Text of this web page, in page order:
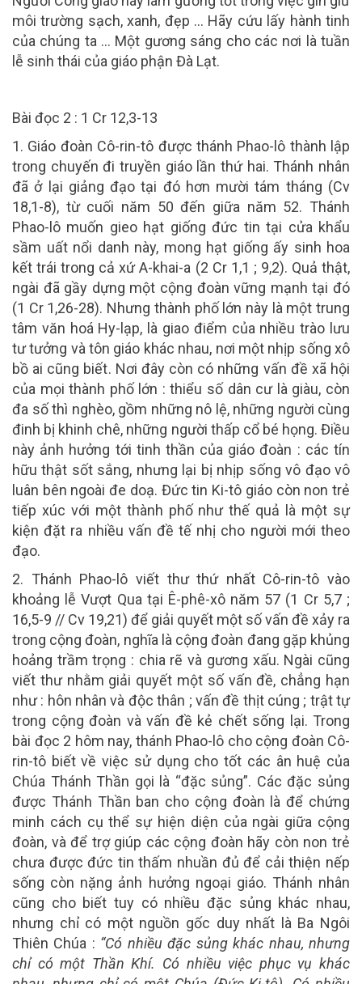
môi trường sạch, xanh, đẹp … Hãy cứu lấy hành tinh
của chúng ta … Một gương sáng cho các nơi là tuần
lễ sinh thái của giáo phận Đà Lạt.
Bài đọc 2 : 1 Cr 12,3-13
1. Giáo đoàn Cô-rin-tô được thánh Phao-lô thành lập
trong chuyến đi truyền giáo lần thứ hai. Thánh nhân
đã ở lại giảng đạo tại đó hơn mười tám tháng (Cv
18,1-8), từ cuối năm 50 đến giữa năm 52. Thánh
Phao-lô muốn gieo hạt giống đức tin tại cửa khẩu
sầm uất nổi danh này, mong hạt giống ấy sinh hoa
kết trái trong cả xứ A-khai-a (2 Cr 1,1 ; 9,2). Quả thật,
ngài đã gầy dựng một cộng đoàn vững mạnh tại đó
(1 Cr 1,26-28). Nhưng thành phố lớn này là một trung
tâm văn hoá Hy-lạp, là giao điểm của nhiều trào lưu
tư tưởng và tôn giáo khác nhau, nơi một nhịp sống xô
bồ ai cũng biết. Nơi đây còn có những vấn đề xã hội
của mọi thành phố lớn : thiểu số dân cư là giàu, còn
đa số thì nghèo, gồm những nô lệ, những người cùng
đinh bị khinh chê, những người thấp cổ bé họng. Điều
này ảnh hưởng tới tinh thần của giáo đoàn : các tín
hữu thật sốt sắng, nhưng lại bị nhịp sống vô đạo vô
luân bên ngoài đe doạ. Đức tin Ki-tô giáo còn non trẻ
tiếp xúc với một thành phố như thế quả là một sự
kiện đặt ra nhiều vấn đề tế nhị cho người mới theo
đạo.
2. Thánh Phao-lô viết thư thứ nhất Cô-rin-tô vào
khoảng lễ Vượt Qua tại Ê-phê-xô năm 57 (1 Cr 5,7 ;
16,5-9 // Cv 19,21) để giải quyết một số vấn đề xảy ra
trong cộng đoàn, nghĩa là cộng đoàn đang gặp khủng
hoảng trầm trọng : chia rẽ và gương xấu. Ngài cũng
viết thư nhằm giải quyết một số vấn đề, chẳng hạn
như : hôn nhân và độc thân ; vấn đề thịt cúng ; trật tự
trong cộng đoàn và vấn đề kẻ chết sống lại. Trong
bài đọc 2 hôm nay, thánh Phao-lô cho cộng đoàn Cô-
rin-tô biết về việc sử dụng cho tốt các ân huệ của
Chúa Thánh Thần gọi là “đặc sủng”. Các đặc sủng
được Thánh Thần ban cho cộng đoàn là để chứng
minh cách cụ thể sự hiện diện của ngài giữa cộng
đoàn, và để trợ giúp các cộng đoàn hãy còn non trẻ
chưa được đức tin thấm nhuần đủ để cải thiện nếp
sống còn nặng ảnh hưởng ngoại giáo. Thánh nhân
cũng cho biết tuy có nhiều đặc sủng khác nhau,
nhưng chỉ có một nguồn gốc duy nhất là Ba Ngôi
Thiên Chúa : “Có nhiều đặc sủng khác nhau, nhưng
chỉ có một Thần Khí. Có nhiều việc phục vụ khác